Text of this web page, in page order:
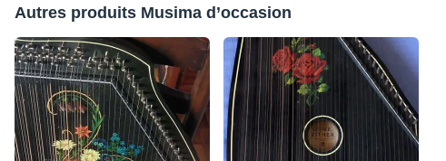
Autres produits Musima d’occasion